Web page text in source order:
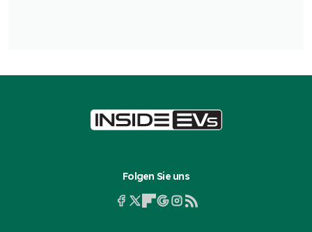
Folgen Sie uns